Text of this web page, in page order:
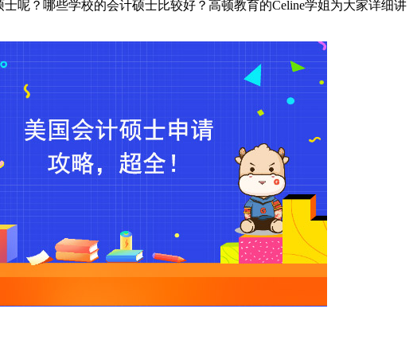
呢？哪些学校的会计硕士比较好？高顿教育的Celine学姐为大家详细讲